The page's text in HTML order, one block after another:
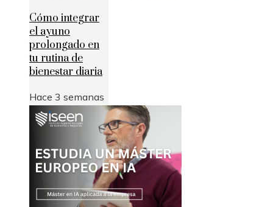
Cómo integrar
el ayuno
prolongado en
tu rutina de
bienestar diaria
Hace 3 semanas